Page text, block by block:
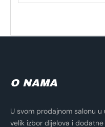
O NAMA
U svom prodajnom salonu u
velik izbor dijelova i